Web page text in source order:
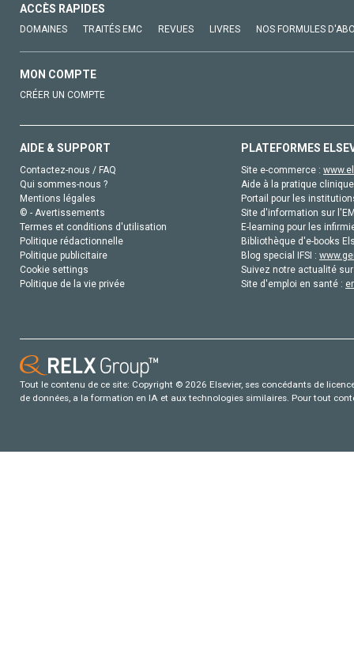
ACCÈS RAPIDES
DOMAINES TRAITÉS EMC REVUES LIVRES NOS FORMULES
MON COMPTE
CRÉER UN COMPTE
AIDE & SUPPORT
Contactez-nous / FAQ
Qui sommes-nous ?
Mentions légales
© - Avertissements
Termes et conditions d'utilisation
Politique rédactionnelle
Politique publicitaire
Cookie settings
Politique de la vie privée
PLATEFORMES
Site e-commerce :
Aide à la pratique
Portail pour les
Site d'information sur
E-learning pour les
Bibliothèque d'e-books
Blog special IFSI :
Suivez notre actualité
Site d'emploi en santé :
Tout le contenu de ce site: Copyright © 2026 Elsevier, ses concédants de
de données, a la formation en IA et aux technologies similaires. Pour tout